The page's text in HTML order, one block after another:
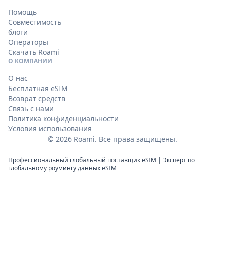
Помощь
Совместимость
блоги
Операторы
Скачать Roami
О КОМПАНИИ
О нас
Бесплатная eSIM
Возврат средств
Связь с нами
Политика конфиденциальности
Условия использования
© 2026 Roami. Все права защищены.
Профессиональный глобальный поставщик eSIM | Эксперт по
глобальному роумингу данных eSIM